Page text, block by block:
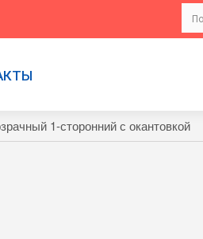
1-сторонний с окантовкой